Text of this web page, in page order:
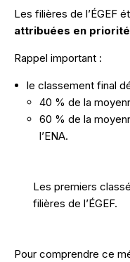
Les filières de l’ÉGEF
attribuées en
Rappel important :
le classement final
40 % de la
60 % de la
l’ENA.
Les premiers
filières de l’ÉGEF.
Pour comprendre ce